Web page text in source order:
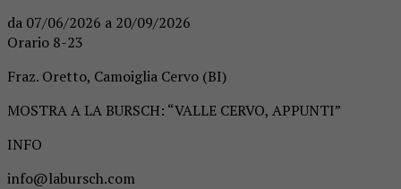
da 07/06/2026 a 20/09/2026
Orario 8-23
Fraz. Oretto, Camoiglia Cervo (BI)
MOSTRA A LA BURSCH: “VALLE CERVO, APPUNTI”
INFO
info@labursch.com